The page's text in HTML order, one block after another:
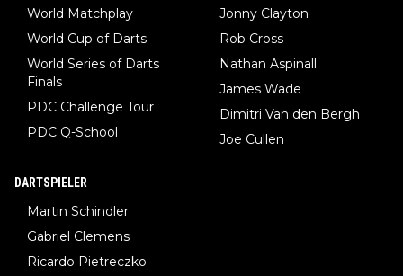
World Matchplay
World Cup of Darts
World Series of Darts
Finals
PDC Challenge Tour
PDC Q-School
Jonny Clayton
Rob Cross
Nathan Aspinall
James Wade
Dimitri Van den Bergh
Joe Cullen
DARTSPIELER
Martin Schindler
Gabriel Clemens
Ricardo Pietreczko